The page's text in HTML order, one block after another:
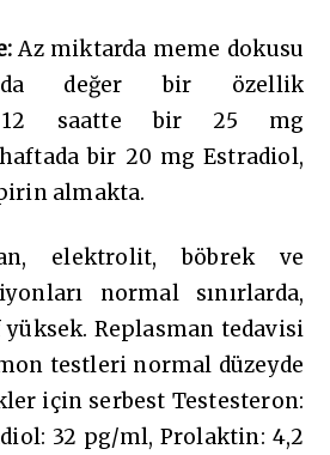
Az miktarda meme dokusu
değer bir özellik
12 saatte bir 25 mg
bir 20 mg Estradiol,
almakta.
elektrolit, böbrek ve
normal sınırlarda,
Replasman tedavisi
testleri normal düzeyde
için serbest Testesteron:
32 pg/ml, Prolaktin: 4,2